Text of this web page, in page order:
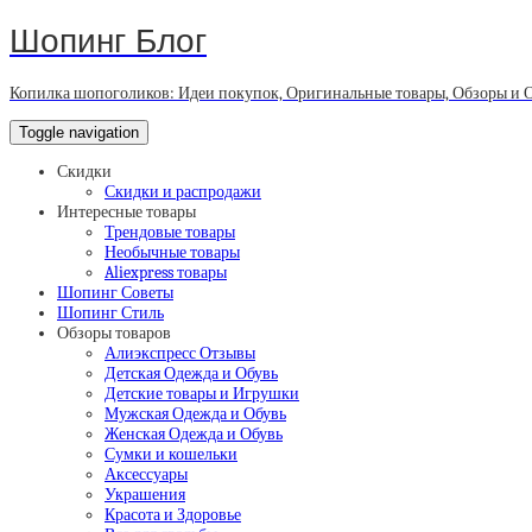
Шопинг Блог
Копилка шопоголиков: Идеи покупок, Оригинальные товары, Обзоры и
Toggle navigation
Скидки
Скидки и распродажи
Интересные товары
Трендовые товары
Необычные товары
Aliexpress товары
Шопинг Советы
Шопинг Стиль
Обзоры товаров
Алиэкспресс Отзывы
Детская Одежда и Обувь
Детские товары и Игрушки
Мужская Одежда и Обувь
Женская Одежда и Обувь
Сумки и кошельки
Аксессуары
Украшения
Красота и Здоровье